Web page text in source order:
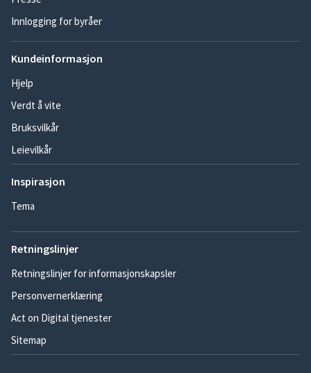
Innlogging for byråer
Kundeinformasjon
Hjelp
Verdt å vite
Bruksvilkår
Leievilkår
Inspirasjon
Tema
Retningslinjer
Retningslinjer for informasjonskapsler
Personvernerklæring
Act on Digital tjenester
Sitemap